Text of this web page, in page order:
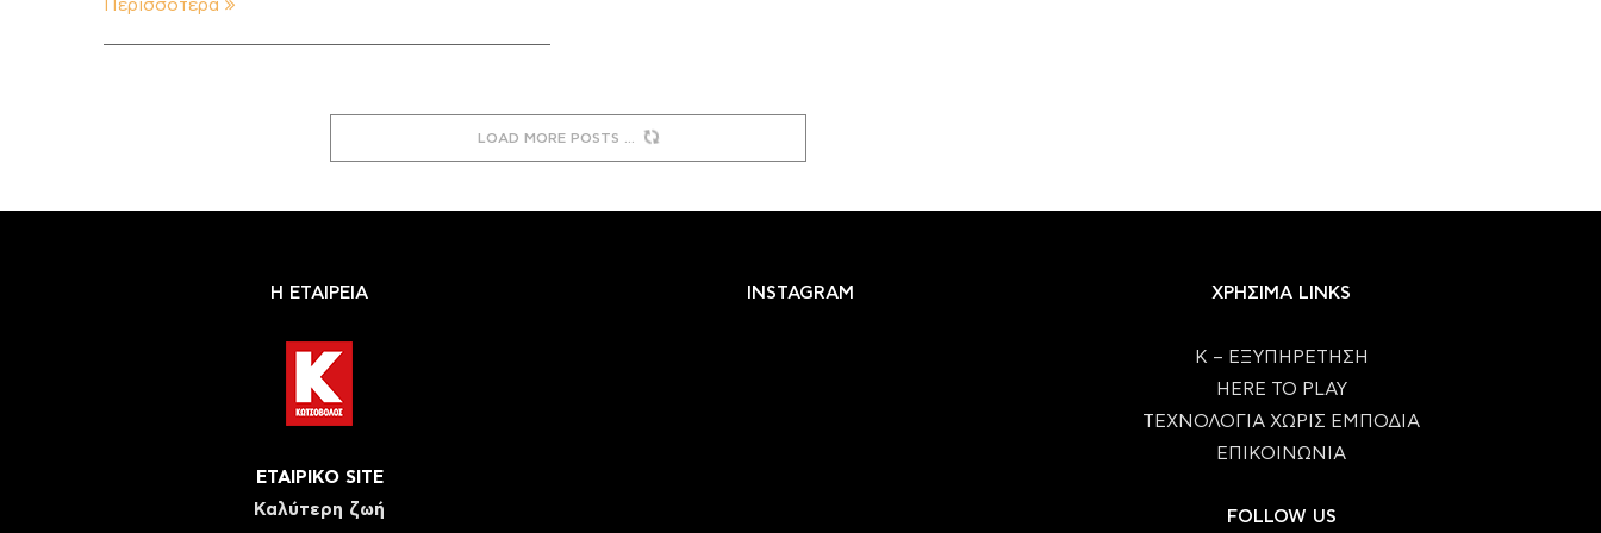
Περισσότερα
LOAD MORE POSTS
Η ΕΤΑΙΡΕΙΑ
ΕΤΑΙΡΙΚΟ SITE
Καλύτερη ζωή
INSTAGRAM ΧΡΗΣΙΜΑ LINKS
Κ – ΕΞΥΠΗΡΕΤΗΣΗ
HERE TO PLAY
ΤΕΧΝΟΛΟΓΙΑ ΧΩΡΙΣ ΕΜΠΟΔΙΑ
ΕΠΙΚΟΙΝΩΝΙΑ
FOLLOW US